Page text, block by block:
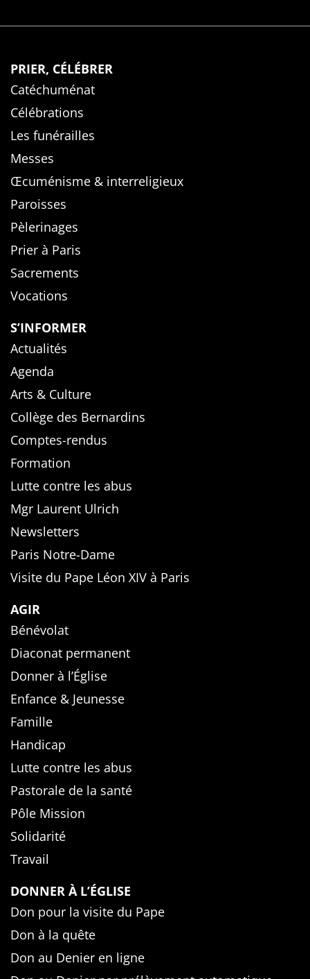
PRIER, CÉLÉBRER
Catéchuménat
Célébrations
Les funérailles
Messes
Œcuménisme & interreligieux
Paroisses
Pèlerinages
Prier à Paris
Sacrements
Vocations
S’INFORMER
Actualités
Agenda
Arts & Culture
Collège des Bernardins
Comptes-rendus
Formation
Lutte contre les abus
Mgr Laurent Ulrich
Newsletters
Paris Notre-Dame
Visite du Pape Léon XIV à Paris
AGIR
Bénévolat
Diaconat permanent
Donner à l’Église
Enfance & Jeunesse
Famille
Handicap
Lutte contre les abus
Pastorale de la santé
Pôle Mission
Solidarité
Travail
DONNER À L’ÉGLISE
Don pour la visite du Pape
Don à la quête
Don au Denier en ligne